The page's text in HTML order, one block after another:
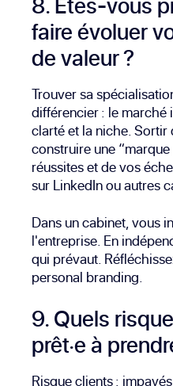
faire évoluer
de valeur ?
Trouver sa
différencier : le marché
clarté et la niche.
construire une
réussites et de vos
sur LinkedIn ou autres
Dans un cabinet, vous
l'entreprise. En
qui prévaut.
personal branding.
9. Quels
prêt·e à
Risque clients :